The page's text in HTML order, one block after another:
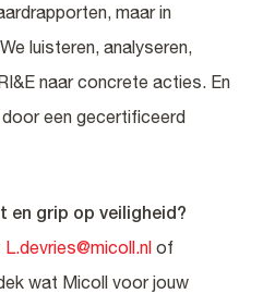
maar in
luisteren, analyseren,
naar concrete acties. En
een gecertificeerd
en grip op veiligheid?
L.devries@micoll.nl of
wat Micoll voor jouw